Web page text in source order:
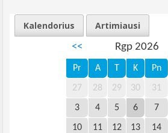
Kalendorius
Artimiausi
<<
Rgp 2026
Pr A T K Pn
27 28 29 30 31
3 4 5 6 7
10 11 12 13 14